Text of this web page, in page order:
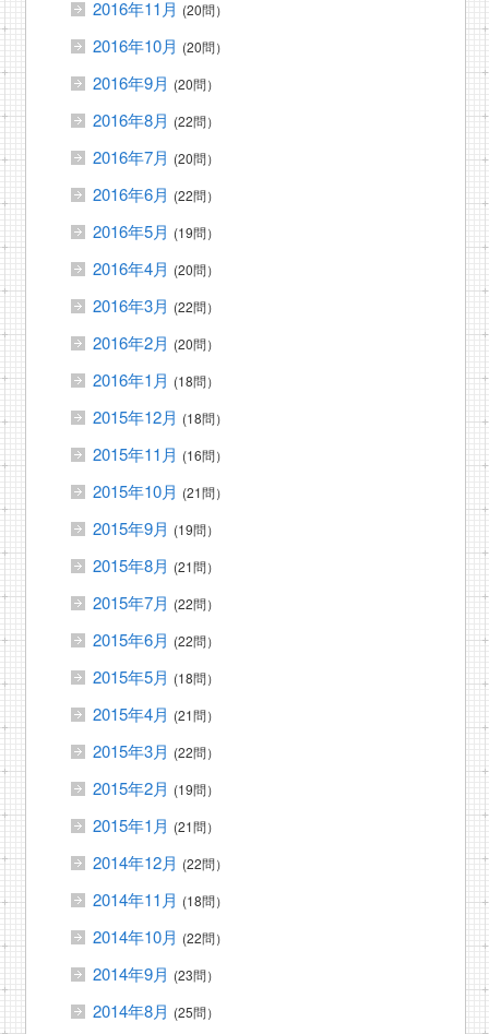
2016年11月 (20問）
2016年10月 (20問）
2016年9月 (20問）
2016年8月 (22問）
2016年7月 (20問）
2016年6月 (22問）
2016年5月 (19問）
2016年4月 (20問）
2016年3月 (22問）
2016年2月 (20問）
2016年1月 (18問）
2015年12月 (18問）
2015年11月 (16問）
2015年10月 (21問）
2015年9月 (19問）
2015年8月 (21問）
2015年7月 (22問）
2015年6月 (22問）
2015年5月 (18問）
2015年4月 (21問）
2015年3月 (22問）
2015年2月 (19問）
2015年1月 (21問）
2014年12月 (22問）
2014年11月 (18問）
2014年10月 (22問）
2014年9月 (23問）
2014年8月 (25問）